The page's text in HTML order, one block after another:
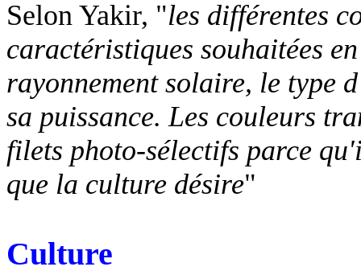
Selon Yakir, "les différentes
caractéristiques souhaitées
rayonnement solaire, le type
sa puissance. Les couleurs
filets photo-sélectifs parce
que la culture désire"
Culture